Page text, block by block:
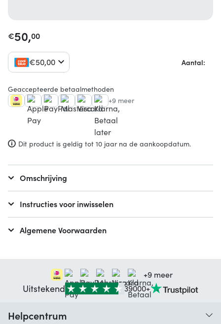
€50,00
€50,00 Aantal:
Geaccepteerde betaalmethoden
+9 meer
Dit product is geldig tot 10 jaar na de aankoopdatum.
Omschrijving
Instructies voor inwisselen
Algemene Voorwaarden
+9 meer
Uitstekend 39000+
Helpcentrum